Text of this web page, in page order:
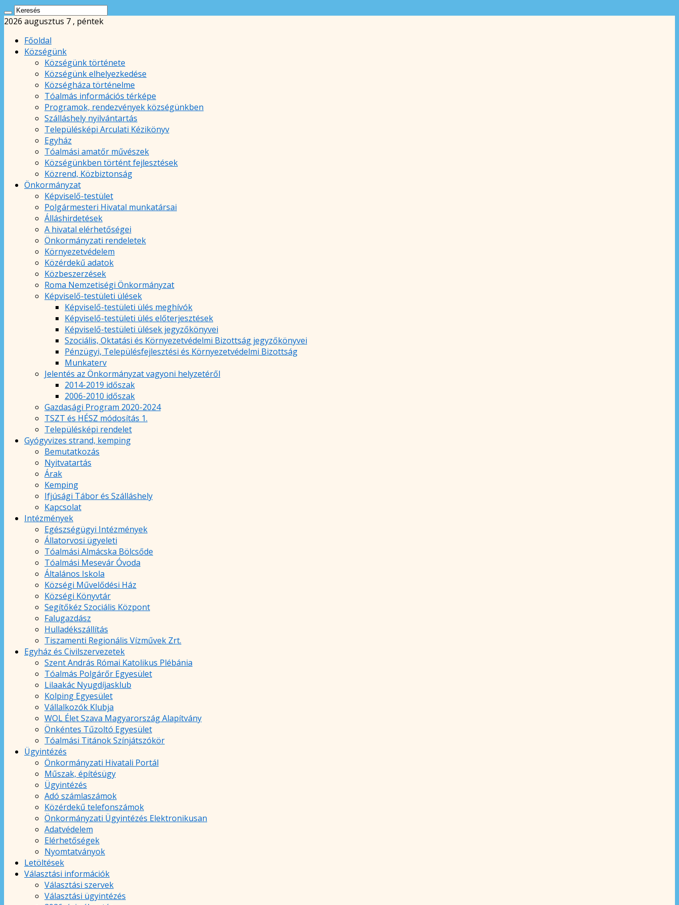
2026 augusztus 7 , péntek
Főoldal
Községünk
Községünk története
Községünk elhelyezkedése
Községháza történelme
Tóalmás információs térképe
Programok, rendezvények községünkben
Szálláshely nyilvántartás
Településképi Arculati Kézikönyv
Egyház
Tóalmási amatőr művészek
Községünkben történt fejlesztések
Közrend, Közbiztonság
Önkormányzat
Képviselő-testület
Polgármesteri Hivatal munkatársai
Álláshirdetések
A hivatal elérhetőségei
Önkormányzati rendeletek
Környezetvédelem
Közérdekű adatok
Közbeszerzések
Roma Nemzetiségi Önkormányzat
Képviselő-testületi ülések
Képviselő-testületi ülés meghívók
Képviselő-testületi ülés előterjesztések
Képviselő-testületi ülések jegyzőkönyvei
Szociális, Oktatási és Környezetvédelmi Bizottság jegyzőkönyvei
Pénzügyi, Településfejlesztési és Környezetvédelmi Bizottság
Munkaterv
Jelentés az Önkormányzat vagyoni helyzetéről
2014-2019 időszak
2006-2010 időszak
Gazdasági Program 2020-2024
TSZT és HÉSZ módosítás 1.
Településképi rendelet
Gyógyvizes strand, kemping
Bemutatkozás
Nyitvatartás
Árak
Kemping
Ifjúsági Tábor és Szálláshely
Kapcsolat
Intézmények
Egészségügyi Intézmények
Állatorvosi ügyeleti
Tóalmási Almácska Bölcsőde
Tóalmási Mesevár Óvoda
Általános Iskola
Községi Művelődési Ház
Községi Könyvtár
Segítőkéz Szociális Központ
Falugazdász
Hulladékszállítás
Tiszamenti Regionális Vízművek Zrt.
Egyház és Civilszervezetek
Szent András Római Katolikus Plébánia
Tóalmás Polgárőr Egyesület
Lilaakác Nyugdíjasklub
Kolping Egyesület
Vállalkozók Klubja
WOL Élet Szava Magyarország Alapítvány
Önkéntes Tűzoltó Egyesület
Tóalmási Titánok Színjátszókör
Ügyintézés
Önkormányzati Hivatali Portál
Műszak, építésügy
Ügyintézés
Adó számlaszámok
Közérdekű telefonszámok
Önkormányzati Ügyintézés Elektronikusan
Adatvédelem
Elérhetőségek
Nyomtatványok
Letöltések
Választási információk
Választási szervek
Választási ügyintézés